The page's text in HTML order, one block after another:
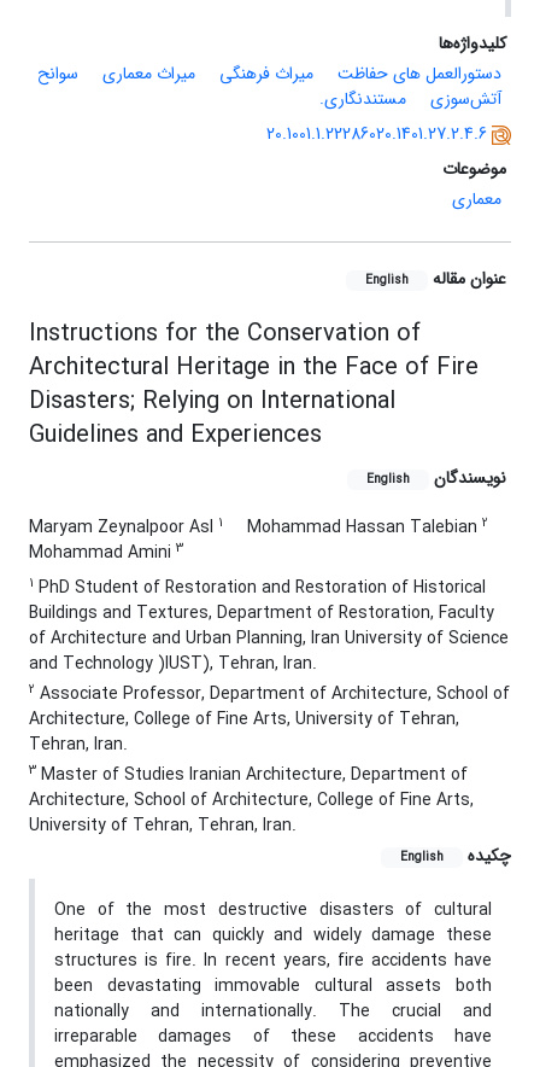
کلیدواژه‌ها
دستورالعمل ‏های حفاظت
میراث فرهنگی میراث معماری
سوانح
آتش‌سوزی
مستندنگاری.
20.1001.1.22286020.1401.27.2.4.6
موضوعات
معماری
عنوان مقاله English
Instructions for the Conservation of
Architectural Heritage in the Face of Fire
Disasters; Relying on International
Guidelines and Experiences
نویسندگان English
Maryam Zeynalpoor Asl 1 Mohammad Hassan Talebian 2
Mohammad Amini 3
1 PhD Student of Restoration and Restoration of Historical
Buildings and Textures, Department of Restoration, Faculty
of Architecture and Urban Planning, Iran University of Science
and Technology )IUST), Tehran, Iran.
2 Associate Professor, Department of Architecture, School of
Architecture, College of Fine Arts, University of Tehran,
Tehran, Iran.
3 Master of Studies Iranian Architecture, Department of
Architecture, School of Architecture, College of Fine Arts,
University of Tehran, Tehran, Iran.
چکیده
English
One of the most destructive disasters of cultural
heritage that can quickly and widely damage these
structures is fire. In recent years, fire accidents have
been devastating immovable cultural assets both
nationally and internationally. The crucial and
irreparable damages of these accidents have